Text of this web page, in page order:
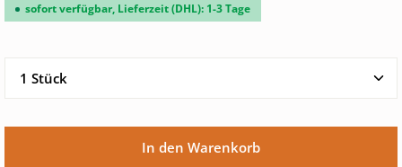
sofort verfügbar, Lieferzeit (DHL): 1-3 Tage
Produkt Anzahl: Gib den gewünschten Wert ein
In den Warenkorb